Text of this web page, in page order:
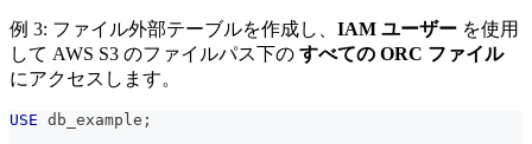
例 3: ファイル外部テーブルを作成し、 IAM ユーザー を使用
して AWS S3 のファイルパス下の すべての ORC ファイル
にアクセスします。
USE db_example ;